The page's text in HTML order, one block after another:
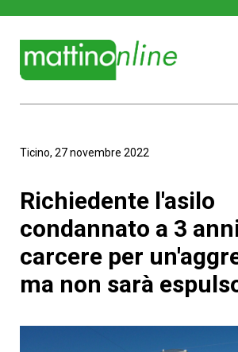
Ticino, 27 novembre 2022
Richiedente l'asilo
condannato a 3
carcere per
ma non sarà